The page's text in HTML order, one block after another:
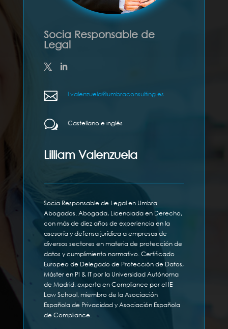
Socia Responsable de
Legal
 l.valenzuela@umbraconsulting.es
w Castellano e inglés
Lilliam Valenzuela
Socia Responsable de Legal en Umbra
Abogados. Abogada, Licenciada en Derecho,
con más de diez años de experiencia en la
asesoría y defensa jurídica a empresas de
diversos sectores en materia de protección de
datos y cumplimiento normativo. Certificado
Europeo de Delegado de Protección de Datos,
Máster en PI & IT por la Universidad Autónoma
de Madrid, experta en Compliance por el IE
Law School, miembro de la Asociación
Española de Privacidad y Asociación Española
de Compliance.